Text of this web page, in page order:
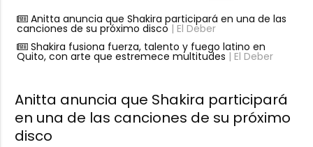
Anitta anuncia que Shakira participará en una de las
canciones de su próximo disco | El Deber
Shakira fusiona fuerza, talento y fuego latino en
Quito, con arte que estremece multitudes | El Deber
Anitta anuncia que Shakira participará
en una de las canciones de su próximo
disco